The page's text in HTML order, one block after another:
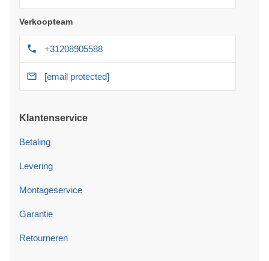
Verkoopteam
+31208905588
[email protected]
Klantenservice
Betaling
Levering
Montageservice
Garantie
Retourneren